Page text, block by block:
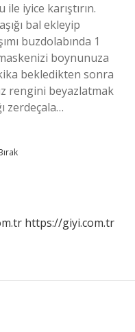
iyice karıştırın.
bal ekleyip
buzdolabında 1
boynunuza
bekledikten sonra
rengini beyazlatmak
zerdeçala…
https://giyi.com.tr